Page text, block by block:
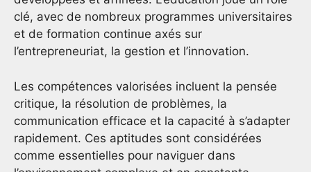
clé, avec de nombreux programmes universitaires
et de formation continue axés sur
l’entrepreneuriat, la gestion et l’innovation.
Les compétences valorisées incluent la pensée
critique, la résolution de problèmes, la
communication efficace et la capacité à s’adapter
rapidement. Ces aptitudes sont considérées
comme essentielles pour naviguer dans